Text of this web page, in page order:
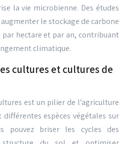
la vie microbienne. Des études
le stockage de carbone
par hectare et par an, contribuant
climatique.
cultures et cultures de
est un pilier de l’agriculture
espèces végétales sur
pouvez briser les cycles des